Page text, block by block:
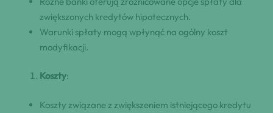
zwiększonych kredytów hipotecznych.
Warunki spłaty mogą wpłynąć na ogólny koszt
modyfikacji.
Koszty:
Koszty związane z zwiększeniem istniejącego kredytu